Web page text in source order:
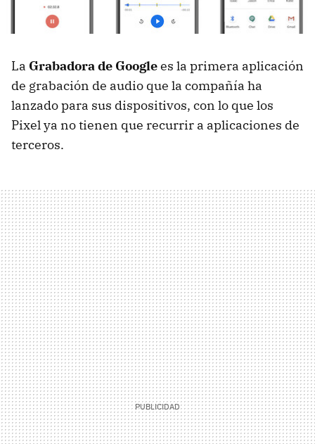
La Grabadora de Googlees la primera aplicación
de grabación de audio que la compañía ha
lanzado para sus dispositivos, con lo que los
Pixel ya no tienen que recurrir a aplicaciones de
terceros.